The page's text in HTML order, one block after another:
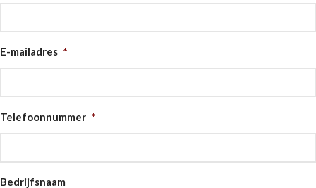
E-mailadres *
Telefoonnummer *
Bedrijfsnaam